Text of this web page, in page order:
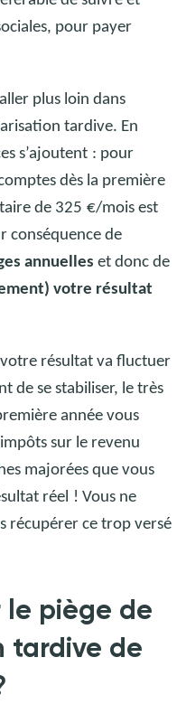
pour payer
plus loin dans
tardive. En
s’ajoutent : pour
dès la première
de 325 €/mois est
conséquence de
annuelles et donc de
votre résultat
résultat va fluctuer
de se stabiliser, le très
année vous
sur le revenu
majorées que vous
réel ! Vous ne
récupérer ce trop versé
le piège de
tardive de